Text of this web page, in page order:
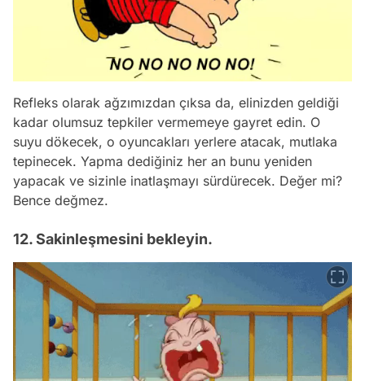
Refleks olarak ağzımızdan çıksa da, elinizden geldiği
kadar olumsuz tepkiler vermemeye gayret edin. O
suyu dökecek, o oyuncakları yerlere atacak, mutlaka
tepinecek. Yapma dediğiniz her an bunu yeniden
yapacak ve sizinle inatlaşmayı sürdürecek. Değer mi?
Bence değmez.
12. Sakinleşmesini bekleyin.